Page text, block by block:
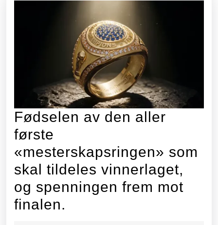
Fødselen av den aller
første
«mesterskapsringen» som
skal tildeles vinnerlaget,
og spenningen frem mot
finalen.